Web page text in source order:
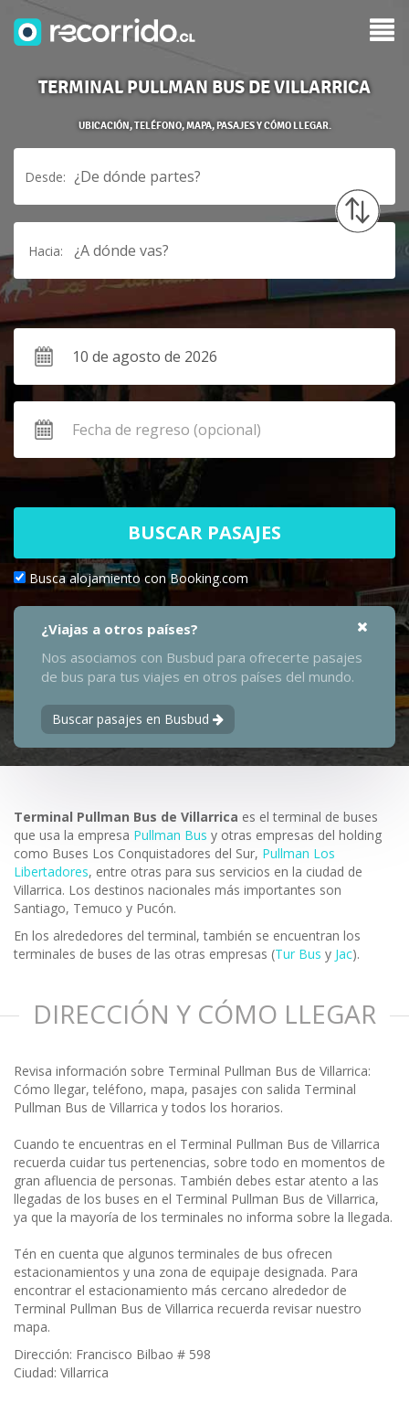
TERMINAL PULLMAN BUS DE VILLARRICA
UBICACIÓN, TELÉFONO, MAPA, PASAJES Y CÓMO LLEGAR.
Desde: ¿De dónde partes?
Hacia: ¿A dónde vas?
BUSCAR PASAJES
Busca alojamiento con Booking.com
¿Viajas a otros países?
Nos asociamos con Busbud para ofrecerte pasajes
de bus para tus viajes en otros países del mundo.
Buscar pasajes en Busbud
Terminal Pullman Bus de Villarrica es el terminal de buses
que usa la empresa Pullman Bus y otras empresas del holding
como Buses Los Conquistadores del Sur, Pullman Los
Libertadores, entre otras para sus servicios en la ciudad de
Villarrica. Los destinos nacionales más importantes son
Santiago, Temuco y Pucón.
En los alrededores del terminal, también se encuentran los
terminales de buses de las otras empresas (Tur Bus y Jac).
DIRECCIÓN Y CÓMO LLEGAR
Revisa información sobre Terminal Pullman Bus de Villarrica:
Cómo llegar, teléfono, mapa, pasajes con salida Terminal
Pullman Bus de Villarrica y todos los horarios.
Cuando te encuentras en el Terminal Pullman Bus de Villarrica
recuerda cuidar tus pertenencias, sobre todo en momentos de
gran afluencia de personas. También debes estar atento a las
llegadas de los buses en el Terminal Pullman Bus de Villarrica,
ya que la mayoría de los terminales no informa sobre la llegada.
Tén en cuenta que algunos terminales de bus ofrecen
estacionamientos y una zona de equipaje designada. Para
encontrar el estacionamiento más cercano alrededor de
Terminal Pullman Bus de Villarrica recuerda revisar nuestro
mapa.
Dirección: Francisco Bilbao # 598
Ciudad: Villarrica